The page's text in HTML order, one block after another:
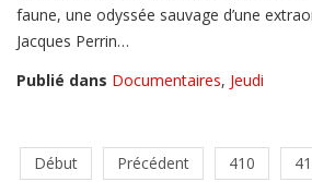
faune, une odyssée sauvage d’une
Jacques Perrin…
Publié dans Documentaires, Jeudi
Début Précédent 410